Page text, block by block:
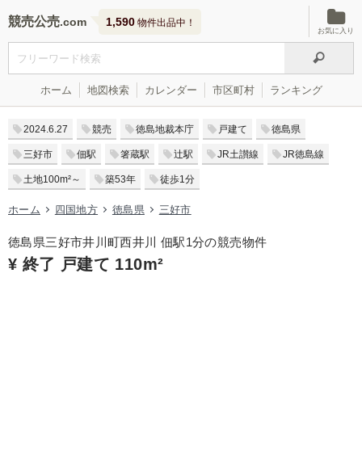
競売公売 1,590 物件出品中！
お気に入り
ホーム 地図検索 カレンダー 市区町村 ランキング
2024.6.27 競売 徳島地裁本庁 戸建て 徳島県
三好市 佃駅 箸蔵駅 辻駅 JR土讃線 JR徳島線
土地100m²～ 築53年 徒歩1分
ホーム 四国地方 徳島県 三好市
徳島県三好市井川町西井川 佃駅1分の競売物件
¥ 終了 戸建て 110m²